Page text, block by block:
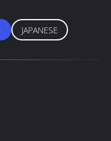
JAPANESE